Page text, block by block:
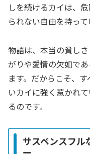
しを続けるカイは、
られない自由を持って
物語は、本当の貧し
がりや愛情の欠如で
ます。だからこそ、
いカイに強く惹かれ
るのです。
サスペンスフル